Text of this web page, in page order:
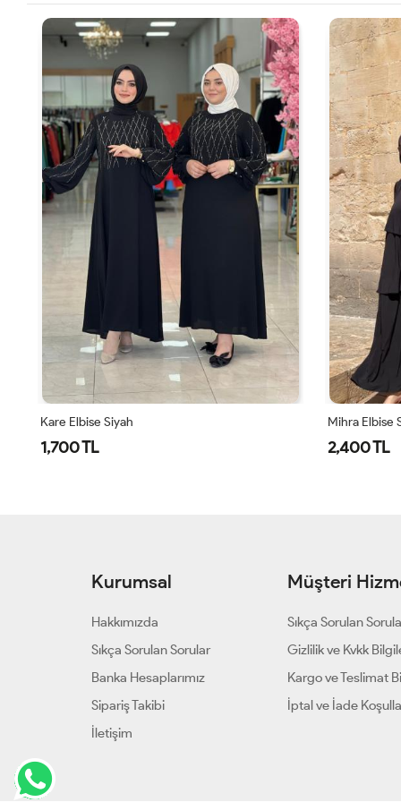
Kare Elbise Siyah
1,700 TL
Mihra Elbise
2,400 TL
Kurumsal
Hakkımızda
Sıkça Sorulan Sorular
Banka Hesaplarımız
Sipariş Takibi
İletişim
Müşteri
Sıkça Sorulan
Gizlilik ve Kvkk
Kargo ve Teslimat
İptal ve İade